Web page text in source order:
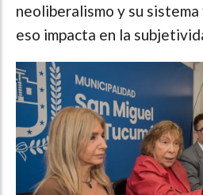
neoliberalismo y su
eso impacta en la